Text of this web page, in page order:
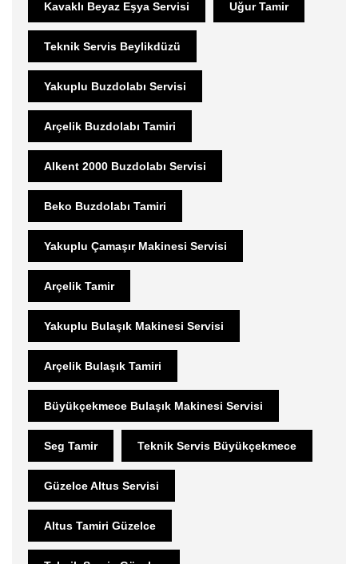
Kavaklı Beyaz Eşya Servisi Uğur Tamir
Teknik Servis Beylikdüzü
Yakuplu Buzdolabı Servisi
Arçelik Buzdolabı Tamiri
Alkent 2000 Buzdolabı Servisi
Beko Buzdolabı Tamiri
Yakuplu Çamaşır Makinesi Servisi
Arçelik Tamir
Yakuplu Bulaşık Makinesi Servisi
Arçelik Bulaşık Tamiri
Büyükçekmece Bulaşık Makinesi Servisi
Seg Tamir Teknik Servis Büyükçekmece
Güzelce Altus Servisi
Altus Tamiri Güzelce